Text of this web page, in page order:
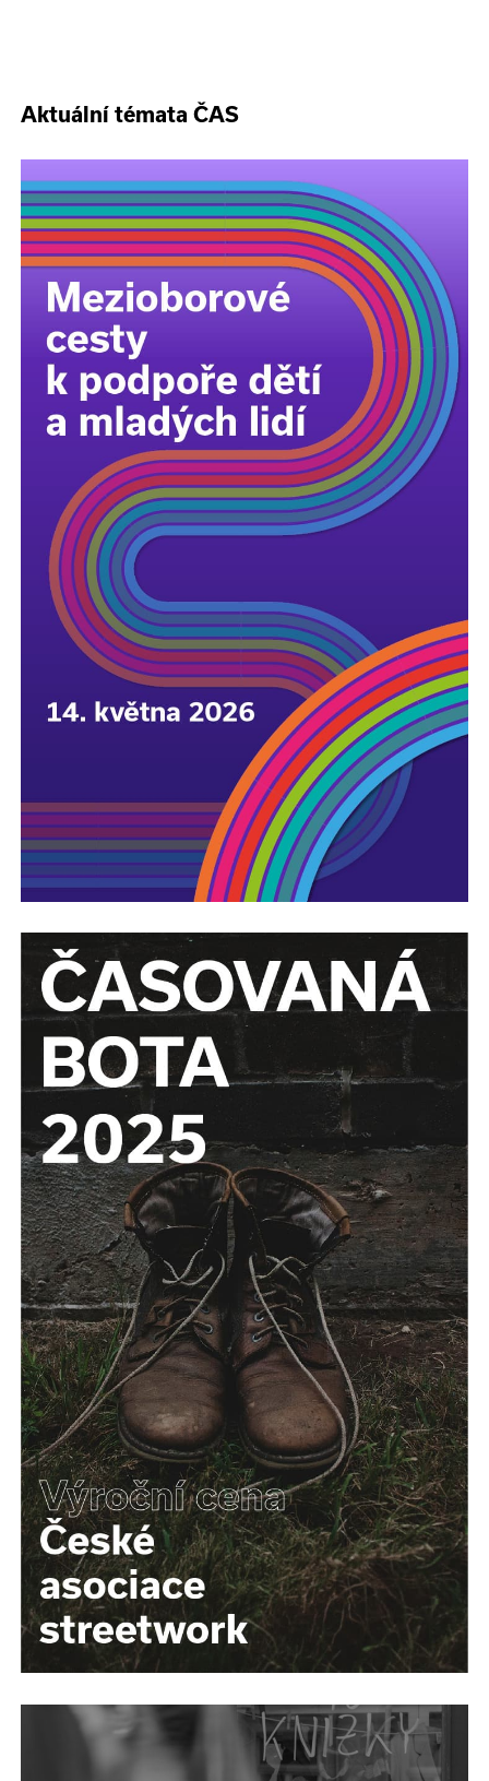
Aktuální témata ČAS